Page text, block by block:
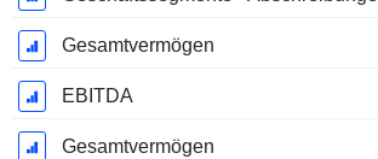
Gesamtvermögen
EBITDA
Gesamtvermögen